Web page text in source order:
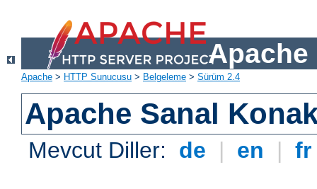
Apache
Apache > HTTP Sunucusu > Belgeleme > Sürüm 2.4
Apache Sanal
Mevcut Diller: de | en |